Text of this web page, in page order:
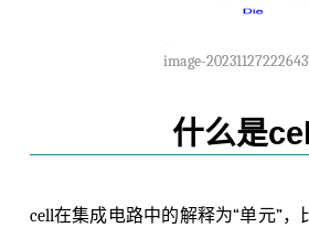
image-
什么是
cell在集成电路中的解释为“单元”，